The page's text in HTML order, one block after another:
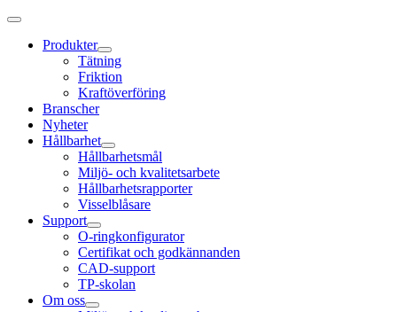
Produkter
Tätning
Friktion
Kraftöverföring
Branscher
Nyheter
Hållbarhet
Hållbarhetsmål
Miljö- och kvalitetsarbete
Hållbarhetsrapporter
Visselblåsare
Support
O-ringkonfigurator
Certifikat och godkännanden
CAD-support
TP-skolan
Om oss